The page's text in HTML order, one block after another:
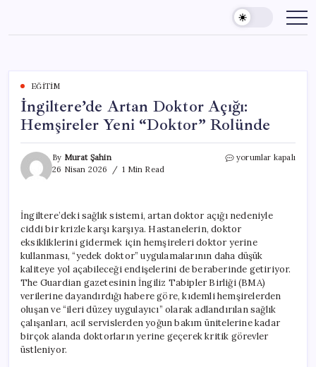
content
EĞITIM
İngiltere’de Artan Doktor Açığı:
Hemşireler Yeni “Doktor” Rolünde
By Murat Şahin
26 Nisan 2026
1 Min Read
İngiltere’de
Yeni
“Doktor”
Rolünde
için
yorumlar kapalı
İngiltere’deki sağlık sistemi, artan doktor açığı nedeniyle
ciddi bir krizle karşı karşıya. Hastanelerin, doktor
eksikliklerini gidermek için hemşireleri doktor yerine
kullanması, “yedek doktor” uygulamalarının daha düşük
kaliteye yol açabileceği endişelerini de beraberinde getiriyor.
The Guardian gazetesinin İngiliz Tabipler Birliği (BMA)
verilerine dayandırdığı habere göre, kıdemli hemşirelerden
oluşan ve “ileri düzey uygulayıcı” olarak adlandırılan sağlık
çalışanları, acil servislerden yoğun bakım ünitelerine kadar
birçok alanda doktorların yerine geçerek kritik görevler
üstleniyor.